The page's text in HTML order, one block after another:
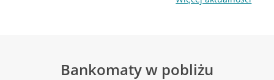
Bankomaty w pobliżu